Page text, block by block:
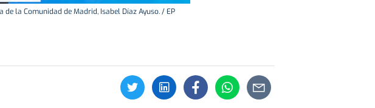
la Comunidad de Madrid, Isabel Díaz Ayuso. / EP